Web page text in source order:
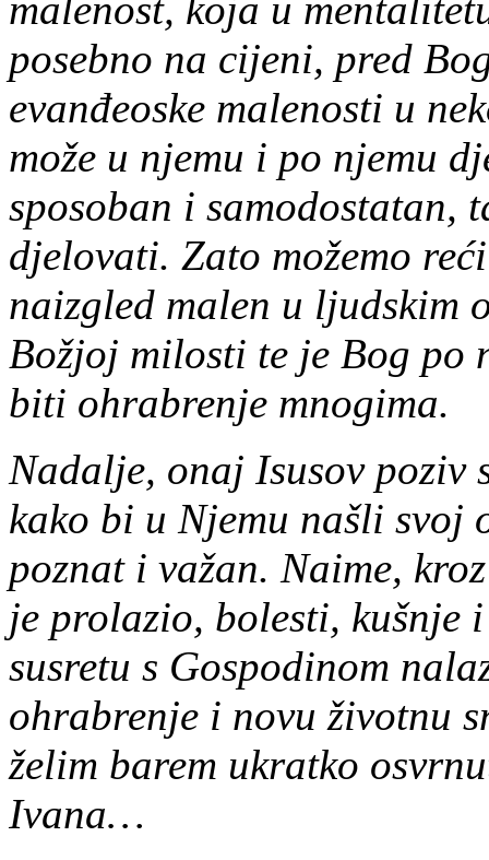
malenost, koja u
posebno na cijeni, pred
evanđeoske malenosti u
može u njemu i po njemu
sposoban i samodostatan,
djelovati. Zato možemo
naizgled malen u ljudskim
Božjoj milosti te je Bog po
biti ohrabrenje mnogima.
Nadalje, onaj Isusov poziv
kako bi u Njemu našli svoj
poznat i važan. Naime,
je prolazio, bolesti, kušnje
susretu s Gospodinom
ohrabrenje i novu životnu
želim barem ukratko
Ivana…